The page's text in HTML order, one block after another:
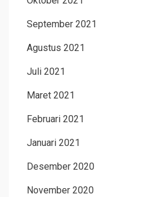
September 2021
Agustus 2021
Juli 2021
Maret 2021
Februari 2021
Januari 2021
Desember 2020
November 2020